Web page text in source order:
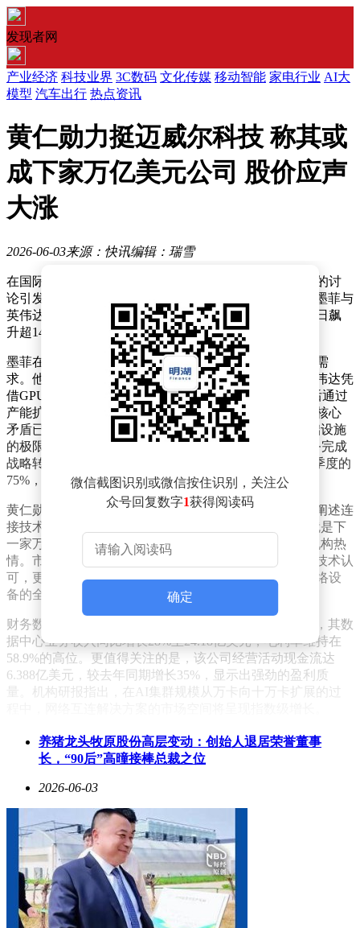
发现者网
产业经济 科技业界 3C数码 文化传媒 移动智能 家电行业 AI大
模型 汽车出行 热点资讯
黄仁勋力挺迈威尔科技 称其或
成下家万亿美元公司 股价应声
大涨
2026-06-03来源：快讯编辑：瑞雪
在国际电脑展的舞台上，一场关于AI基础设施未来走向的讨
论引发了资本市场的剧烈波动。迈威尔科技首席执行官墨菲与
英伟达CEO黄仁勋的同台对话，直接推动该公司股价单日飙
升超14%，创下年内最大涨幅纪录。
墨菲在演讲中系统梳理了AI技术演进对基础设施的迭代需
求。他指出，行业先后突破了算力、存储两大瓶颈：英伟达凭
借GPU架构创新率先实现5万亿美元市值，内存厂商随后通过
产能扩张满足大模型训练需求。当前制约AI集群效能的核心
矛盾已转向数据传输环节，"连接能力正在重新定义基础设施
的极限"。这位CEO强调，迈威尔通过押注数据中心业务完成
战略转型，该板块收入占比从两年前的50%跃升至最新季度的
75%，且保持两位数增长态势。
黄仁勋的现场背书成为股价异动的直接导火索。当墨菲阐述连
接技术的重要性时，英伟达掌门人突然起身宣称："这就是下
一家万亿美元市值企业"，这句即兴判断瞬间点燃投资机构热
情。市场分析指出，黄仁勋的表态不仅是对合作伙伴的技术认
可，更隐含着AI产业生态链的价值重估——从芯片到网络设
备的全链条供应商都将获得重估机会。
财务数据印证了资本市场的判断。迈威尔最新财报显示，其数
据中心业务收入同比增长28%至24.18亿美元，毛利率维持在
58.9%的高位。更值得关注的是，该公司经营活动现金流达
6.388亿美元，较去年同期增长35%，显示出强劲的盈利质
量。机构研报指出，在AI集群规模从万卡向十万卡扩展的过
产业协同效应正在加速显现。英伟达不仅对迈威尔进行20亿美
元战略投资，双方还通过NVLink Fusion平台深度整合技术资
将数据中心内部的光互连速度提升10倍以上。行业观察人士认
为，这种垂直整合模式正在重塑AI基础设施竞争格局，具备
光通信技术储备的企业将获得差异化竞争优势。
二级市场已用真金白银表达态度。迈威尔科技年内累计涨幅达
130%，过去12个月更飙升254.3%，市值突破800亿美元关口。
华尔街分析师普遍上调目标价，认为在AI军备竞赛持续升温
的背景下，连接技术供应商的估值体系有望向芯片设计企业看
齐。这场由技术大咖对话引发的资本狂欢，折射出AI产业化
微信截图识别或微信按住识别，关注公
众号回复数字1获得阅读码
确定
养猪龙头牧原股份高层变动：创始人退居荣誉董事
长，“90后”高曈接棒总裁之位
2026-06-03